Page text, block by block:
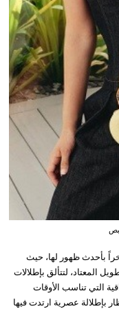
بأحدث ظهور لها، حيث
المعتاد، لتتألق بإطلالات
التي تناسب الأوقات
بإطلالة عصرية ارتدت فيها